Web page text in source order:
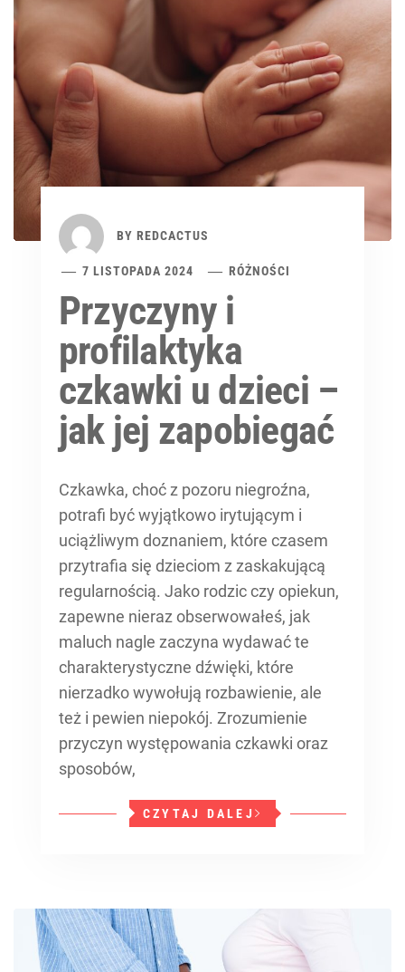
BY REDCACTUS
7 LISTOPADA 2024 RÓŻNOŚCI
Przyczyny i
profilaktyka
czkawki u dzieci –
jak jej zapobiegać
Czkawka, choć z pozoru niegroźna,
potrafi być wyjątkowo irytującym i
uciążliwym doznaniem, które czasem
przytrafia się dzieciom z zaskakującą
regularnością. Jako rodzic czy opiekun,
zapewne nieraz obserwowałeś, jak
maluch nagle zaczyna wydawać te
charakterystyczne dźwięki, które
nierzadko wywołują rozbawienie, ale
też i pewien niepokój. Zrozumienie
przyczyn występowania czkawki oraz
sposobów,
CZYTAJ DALEJ